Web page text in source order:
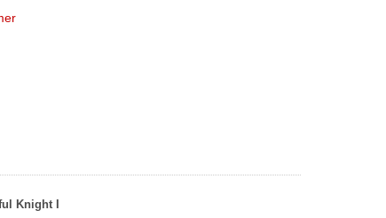
Knight I